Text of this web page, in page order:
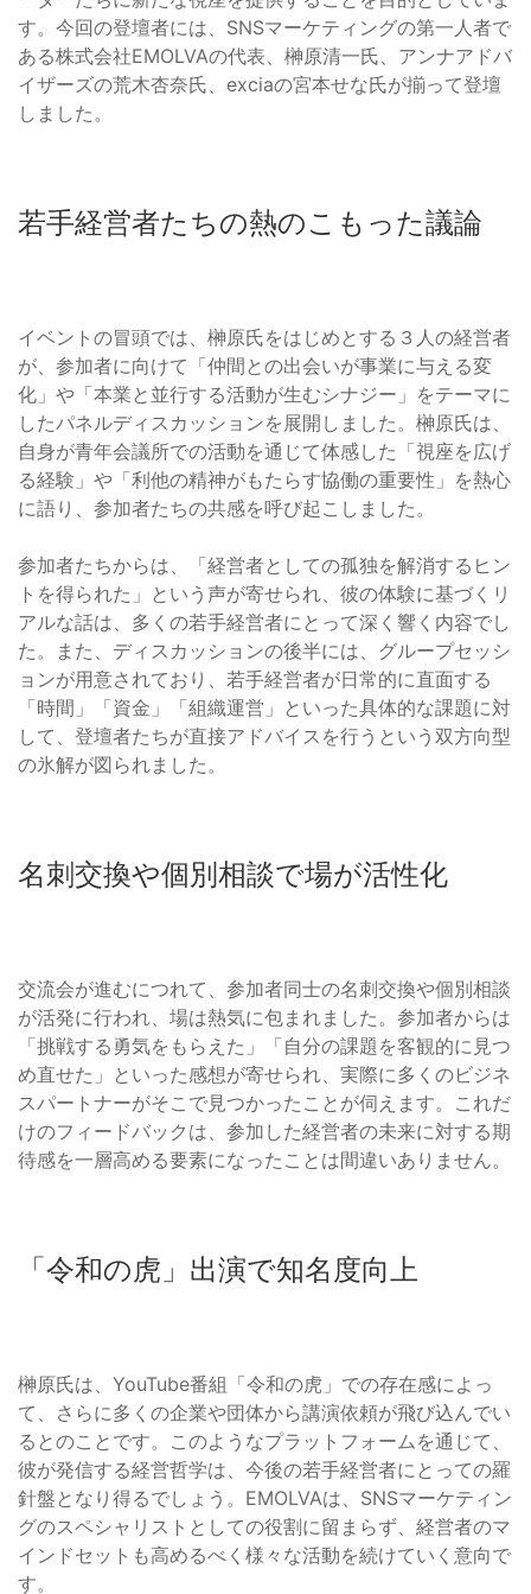
す。今回の登壇者には、SNSマーケティングの第一人者で
ある株式会社EMOLVAの代表、榊󠄀原清一氏、アンナアドバ
イザーズの荒木杏奈氏、exciaの宮本せな氏が揃って登壇
しました。
若手経営者たちの熱のこもった議論
イベントの冒頭では、榊󠄀原氏をはじめとする３人の経営者
が、参加者に向けて「仲間との出会いが事業に与える変
化」や「本業と並行する活動が生むシナジー」をテーマに
したパネルディスカッションを展開しました。榊󠄀原氏は、
自身が青年会議所での活動を通じて体感した「視座を広げ
る経験」や「利他の精神がもたらす協働の重要性」を熱心
に語り、参加者たちの共感を呼び起こしました。
参加者たちからは、「経営者としての孤独を解消するヒン
トを得られた」という声が寄せられ、彼の体験に基づくリ
アルな話は、多くの若手経営者にとって深く響く内容でし
た。また、ディスカッションの後半には、グループセッシ
ョンが用意されており、若手経営者が日常的に直面する
「時間」「資金」「組織運営」といった具体的な課題に対
して、登壇者たちが直接アドバイスを行うという双方向型
の氷解が図られました。
名刺交換や個別相談で場が活性化
交流会が進むにつれて、参加者同士の名刺交換や個別相談
が活発に行われ、場は熱気に包まれました。参加者からは
「挑戦する勇気をもらえた」「自分の課題を客観的に見つ
め直せた」といった感想が寄せられ、実際に多くのビジネ
スパートナーがそこで見つかったことが伺えます。これだ
けのフィードバックは、参加した経営者の未来に対する期
待感を一層高める要素になったことは間違いありません。
「令和の虎」出演で知名度向上
榊󠄀原氏は、YouTube番組「令和の虎」での存在感によっ
て、さらに多くの企業や団体から講演依頼が飛び込んでい
るとのことです。このようなプラットフォームを通じて、
彼が発信する経営哲学は、今後の若手経営者にとっての羅
針盤となり得るでしょう。EMOLVAは、SNSマーケティン
グのスペシャリストとしての役割に留まらず、経営者のマ
インドセットも高めるべく様々な活動を続けていく意向で
す。